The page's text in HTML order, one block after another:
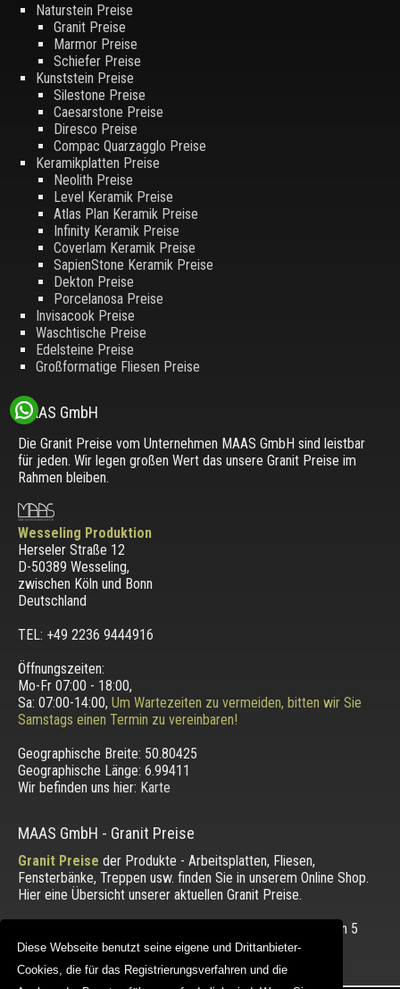
Diese Webseite benutzt seine eigene und Drittanbieter-
Cookies, die für das Registrierungsverfahren und die
Diese Webseite benutzt seine eigene und Drittanbieter-
Cookies, die für das Registrierungsverfahren und die
Naturstein Preise
Granit Preise
Marmor Preise
Schiefer Preise
Kunststein Preise
Silestone Preise
Caesarstone Preise
Diresco Preise
Compac Quarzagglo Preise
Keramikplatten Preise
Neolith Preise
Level Keramik Preise
Atlas Plan Keramik Preise
Infinity Keramik Preise
Coverlam Keramik Preise
SapienStone Keramik Preise
Dekton Preise
Porcelanosa Preise
Invisacook Preise
Waschtische Preise
Edelsteine Preise
Großformatige Fliesen Preise
MAAS GmbH
Die Granit Preise vom Unternehmen MAAS GmbH sind leistbar
für jeden. Wir legen großen Wert das unsere Granit Preise im
Rahmen bleiben.
Wesseling Produktion
Herseler Straße 12
D-50389 Wesseling,
zwischen Köln und Bonn
Deutschland
TEL: +49 2236 9444916
Öffnungszeiten:
Mo-Fr 07:00 - 18:00,
Sa: 07:00-14:00, Um Wartezeiten zu vermeiden, bitten wir Sie
Samstags einen Termin zu vereinbaren!
Geographische Breite: 50.80425
Geographische Länge: 6.99411
Wir befinden uns hier: Karte
MAAS GmbH - Granit Preise
Granit Preise der Produkte - Arbeitsplatten, Fliesen,
Fensterbänke, Treppen usw. finden Sie in unserem Online Shop.
Hier eine Übersicht unserer aktuellen Granit Preise.
Die Bewertung unserer Kunden mit einem Durchschnitt von 5
von 5 Punkten.